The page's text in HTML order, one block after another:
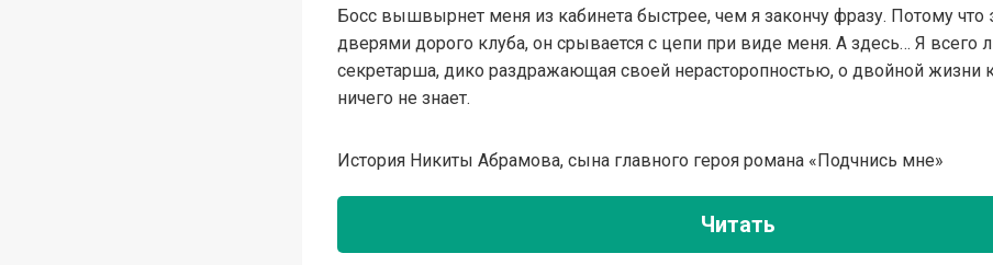
Босс вышвырнет меня из кабинета быстрее, чем я закончу фразу. Потому что
дверями дорого клуба, он срывается с цепи при виде меня. А здесь… Я всего
секретарша, дико раздражающая своей нерасторопностью, о двойной жизни
ничего не знает.
История Никиты Абрамова, сына главного героя романа «Подчнись мне»
Читать